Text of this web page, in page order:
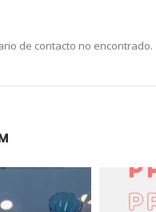
de contacto no encontrado.